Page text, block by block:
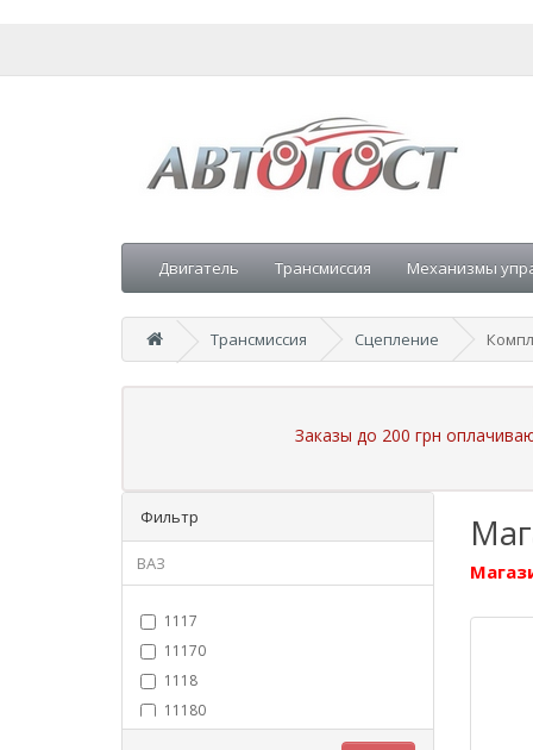
Двигатель Трансмиссия Механизмы
Трансмиссия Сцепление
Заказы до 200 грн
Фильтр
ВАЗ
1117
11170
1118
11180